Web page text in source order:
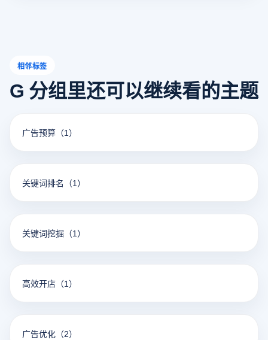
相邻标签
G 分组里还可以继续看的主题
广告预算 （1）
关键词排名 （1）
关键词挖掘 （1）
高效开店 （1）
广告优化 （2）